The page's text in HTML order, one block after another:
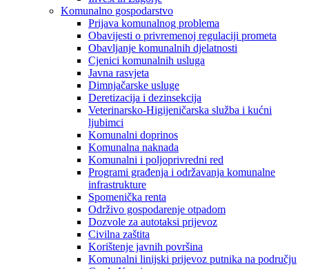
Komunalno gospodarstvo
Prijava komunalnog problema
Obavijesti o privremenoj regulaciji prometa
Obavljanje komunalnih djelatnosti
Cjenici komunalnih usluga
Javna rasvjeta
Dimnjačarske usluge
Deretizacija i dezinsekcija
Veterinarsko-Higijeničarska služba i kućni
ljubimci
Komunalni doprinos
Komunalna naknada
Komunalni i poljoprivredni red
Programi građenja i održavanja komunalne
infrastrukture
Spomenička renta
Održivo gospodarenje otpadom
Dozvole za autotaksi prijevoz
Civilna zaštita
Korištenje javnih površina
Komunalni linijski prijevoz putnika na području